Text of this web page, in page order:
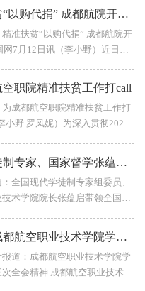
训基地名单，四川省有4个...
【中国网】精准扶贫“以购代捐” 成都航院开起了“农副产品”市场
准扶贫“以购代捐” 成都航院开
师生的积极响应，学校...
空职院精准扶贫工作打call
成都航空职院精准扶贫工作打
脱贫、集中力量打赢扶贫...
【中国网】全国学徒制专家、国家督学张蕴启带队调研四川省成都市现代学徒制工作
术学院院长张蕴启带领全国现
网报道： 3.今日头条报道： 中国网7月6日讯（...
【四川省教育厅】成都航空职业技术学院学习贯彻四川省委十一届三次全会精神
道：成都航空职业技术学院学
航空职业技术学